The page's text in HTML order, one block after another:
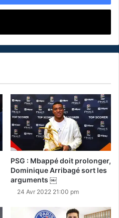
PSG : Mbappé doit prolonger,
Dominique Arribagé sort les
arguments ￼
24 Avr 2022 21:00 pm